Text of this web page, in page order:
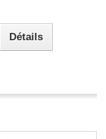
Détails